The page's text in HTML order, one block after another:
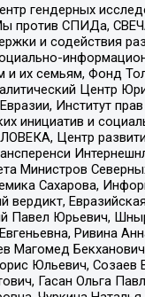
гендерных
против СПИДа,
и содействия
их семьям, Фонд
Центр
Институт
инициатив и
Центр
Министров
Сахарова,
Павел Юрьевич,
Ривина
Магомед
Юльевич, Созаев
Гасан Ольга